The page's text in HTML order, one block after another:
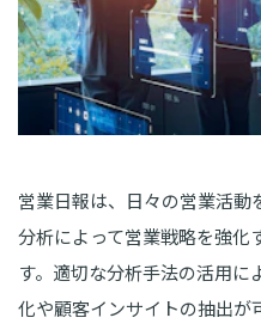
営業日報は、日々の営業活動
分析によって営業戦略を強化
す。適切な分析手法の活用
化や顧客インサイトの抽出が